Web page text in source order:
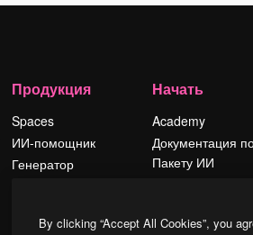
Продукция
Spaces
ИИ-помощник
Генератор
Начать
Academy
Документация
Пакету ИИ
Условия и
By clicking “Accept All Cookies”, you